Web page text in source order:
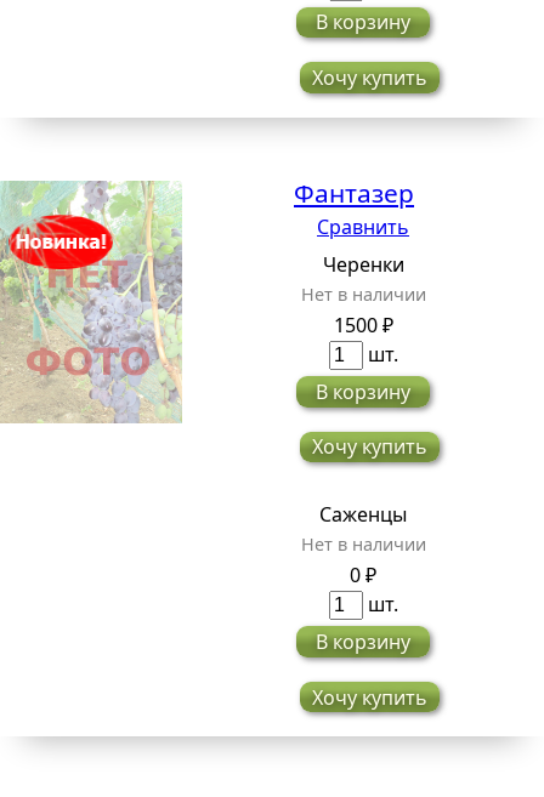
В корзину
Хочу купить
Фантазер
Сравнить
Черенки
Нет в наличии
1500 ₽
шт.
В корзину
Хочу купить
Саженцы
Нет в наличии
0 ₽
шт.
В корзину
Хочу купить